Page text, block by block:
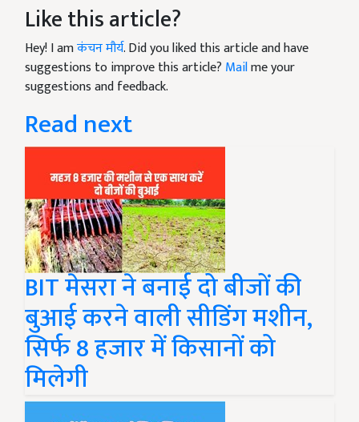
Like this article?
Hey! I amकंचन मौर्य. Did you liked this article and have
suggestions to improve this article? Mailme your
suggestions and feedback.
Read next
BIT मेसरा ने बनाई दो बीजों की
बुआई करने वाली सीडिंग मशीन,
सिर्फ 8 हजार में किसानों को
मिलेगी